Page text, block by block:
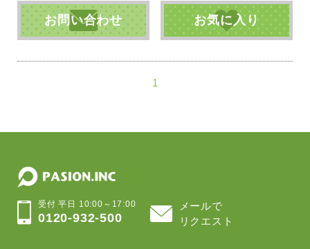
お問い合わせ お気に入り
1
受付 平日 10:00～17:00
0120-932-500
メールで
リクエスト